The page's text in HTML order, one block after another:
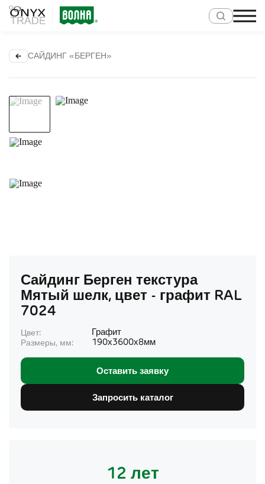
САЙДИНГ «БЕРГЕН»
Сайдинг Берген текстура
Мятый шелк, цвет - графит RAL
7024
Цвет:
Графит
Размеры, мм:
190х3600х8мм
Оставить заявку
Запросить каталог
12 лет